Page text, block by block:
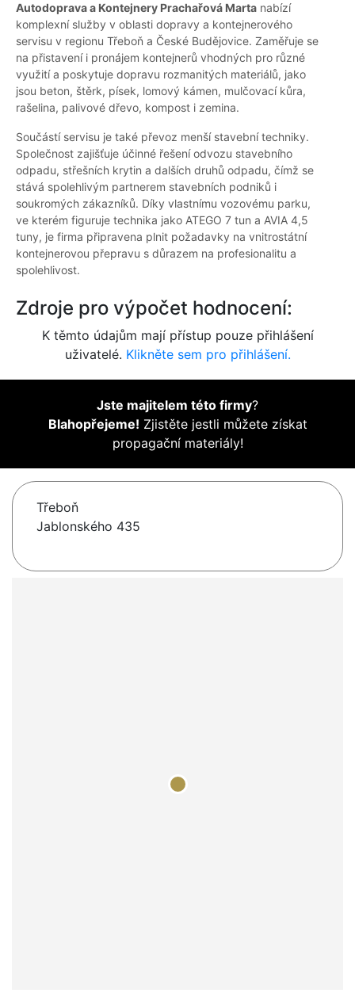
Autodoprava a Kontejnery Prachařová Marta nabízí
komplexní služby v oblasti dopravy a kontejnerového
servisu v regionu Třeboň a České Budějovice. Zaměřuje se
na přistavení i pronájem kontejnerů vhodných pro různé
využití a poskytuje dopravu rozmanitých materiálů, jako
jsou beton, štěrk, písek, lomový kámen, mulčovací kůra,
rašelina, palivové dřevo, kompost i zemina.
Součástí servisu je také převoz menší stavební techniky.
Společnost zajišťuje účinné řešení odvozu stavebního
odpadu, střešních krytin a dalších druhů odpadu, čímž se
stává spolehlivým partnerem stavebních podniků i
soukromých zákazníků. Díky vlastnímu vozovému parku,
ve kterém figuruje technika jako ATEGO 7 tun a AVIA 4,5
tuny, je firma připravena plnit požadavky na vnitrostátní
kontejnerovou přepravu s důrazem na profesionalitu a
spolehlivost.
Zdroje pro výpočet hodnocení:
K těmto údajům mají přístup pouze přihlášení
uživatelé. Klikněte sem pro přihlášení.
Jste majitelem této firmy?
Blahopřejeme! Zjistěte jestli můžete získat
propagační materiály!
Třeboň
Jablonského 435